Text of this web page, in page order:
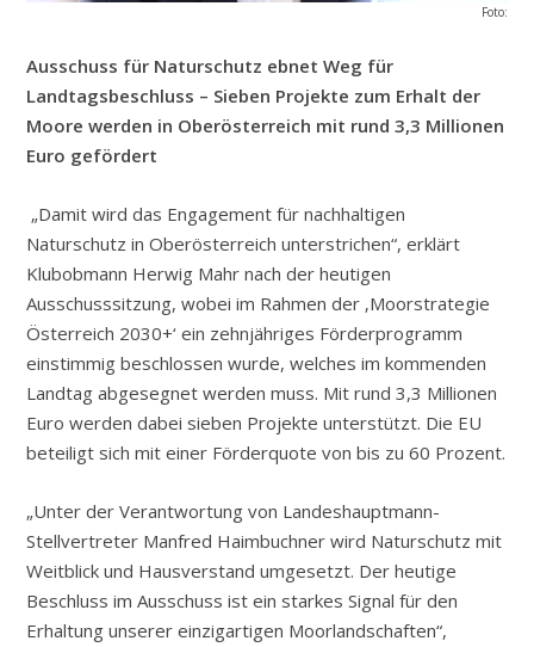
Foto:
Ausschuss für Naturschutz ebnet Weg für
Landtagsbeschluss – Sieben Projekte zum Erhalt der
Moore werden in Oberösterreich mit rund 3,3 Millionen
Euro gefördert
„Damit wird das Engagement für nachhaltigen
Naturschutz in Oberösterreich unterstrichen“, erklärt
Klubobmann Herwig Mahr nach der heutigen
Ausschusssitzung, wobei im Rahmen der ‚Moorstrategie
Österreich 2030+‘ ein zehnjähriges Förderprogramm
einstimmig beschlossen wurde, welches im kommenden
Landtag abgesegnet werden muss. Mit rund 3,3 Millionen
Euro werden dabei sieben Projekte unterstützt. Die EU
beteiligt sich mit einer Förderquote von bis zu 60 Prozent.
„Unter der Verantwortung von Landeshauptmann-
Stellvertreter Manfred Haimbuchner wird Naturschutz mit
Weitblick und Hausverstand umgesetzt. Der heutige
Beschluss im Ausschuss ist ein starkes Signal für den
Erhaltung unserer einzigartigen Moorlandschaften“,